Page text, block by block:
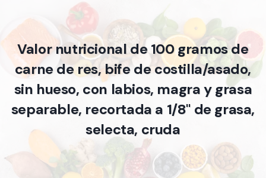
Valor nutricional de 100 gramos de
carne de res, bife de costilla/asado,
sin hueso, con labios, magra y grasa
separable, recortada a 1/8" de grasa,
selecta, cruda